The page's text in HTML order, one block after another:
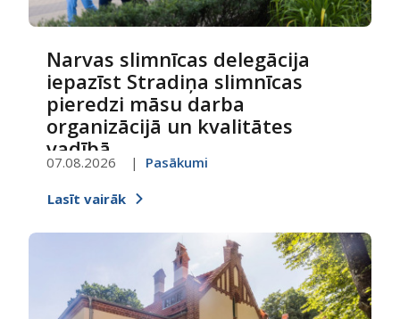
Narvas slimnīcas delegācija
iepazīst Stradiņa slimnīcas
pieredzi māsu darba
organizācijā un kvalitātes
vadībā
07.08.2026 Pasākumi
Lasīt vairāk